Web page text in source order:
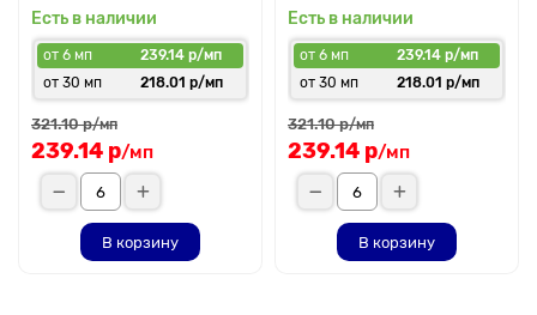
Есть в наличии
от 6 мп
239.14 р/мп
от 30 мп
218.01 р/мп
321.10 р/мп
239.14 р/мп
В корзину
Есть в наличии
от 6 мп
239.14 р/мп
от 30 мп
218.01 р/мп
321.10 р/мп
239.14 р/мп
В корзину